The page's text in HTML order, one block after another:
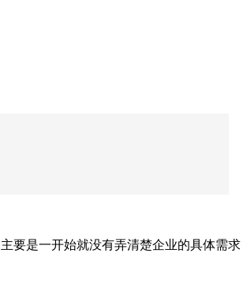
要是一开始就没有弄清楚企业的具体需求